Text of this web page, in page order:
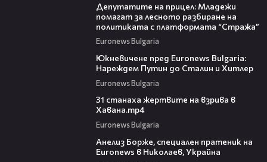
Депутатите на прицел: Младежи
помагат за лесното разбиране на
политиката с платформата “Стража”
Euronews Bulgaria
Юкневичене пред Euronews Bulgaria:
Нареждем Путин до Сталин и Хитлер
Euronews Bulgaria
31 станаха жертвите на взрива в
Хавана.mp4
Euronews Bulgaria
Анелиз Борже, специален пратеник на
Euronews в Николаев, Украйна